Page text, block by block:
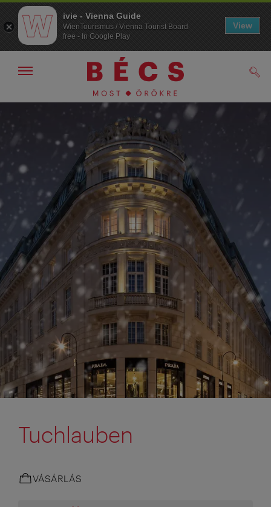
A
A
Navigáció
elrejtése
Tuchlauben
VÁSÁRLÁS
ivie - Vienna Guide
WienTourismus / Vienna Tourist Board
free - In Google Play
View